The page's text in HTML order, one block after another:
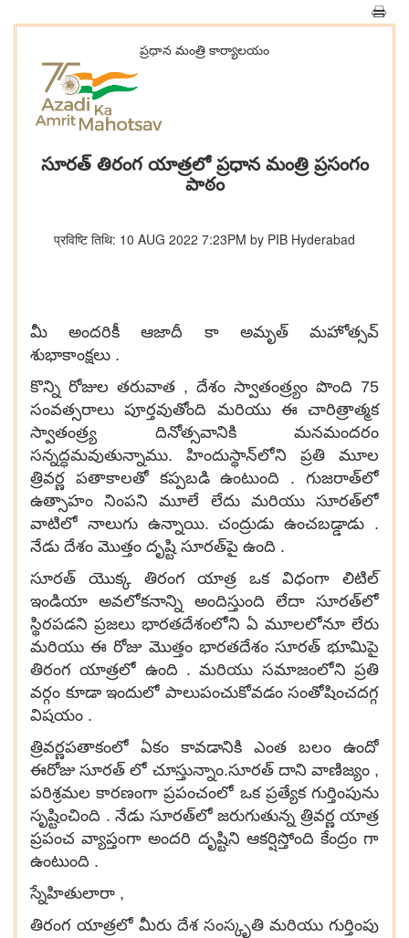
ప్రధాన మంత్రి కార్యాలయం
సూరత్ తిరంగ యాత్రలో ప్రధాన మంత్రి ప్రసంగం
పాఠం
प्रविष्टि तिथि: 10 AUG 2022 7:23PM by PIB Hyderabad
మీ అందరికీ ఆజాదీ కా అమృత్ మహోత్సవ్
శుభాకాంక్షలు .
కొన్ని రోజుల తరువాత , దేశం స్వాతంత్ర్యం పొంది 75
సంవత్సరాలు పూర్తవుతోంది మరియు ఈ చారిత్రాత్మక
స్వాతంత్ర్య దినోత్సవానికి మనమందరం
సన్నద్ధమవుతున్నాము. హిందుస్థాన్‌లోని ప్రతి మూల
త్రివర్ణ పతాకాలతో కప్పబడి ఉంటుంది . గుజరాత్‌లో
ఉత్సాహం నింపని మూలే లేదు మరియు సూరత్‌లో
వాటిలో నాలుగు ఉన్నాయి. చంద్రుడు ఉంచబడ్డాడు .
నేడు దేశం మొత్తం దృష్టి సూరత్‌పై ఉంది .
సూరత్ యొక్క తిరంగ యాత్ర ఒక విధంగా లిటిల్
ఇండియా అవలోకనాన్ని అందిస్తుంది లేదా సూరత్‌లో
స్థిరపడని ప్రజలు భారతదేశంలోని ఏ మూలలోనూ లేరు
మరియు ఈ రోజు మొత్తం భారతదేశం సూరత్ భూమిపై
తిరంగ యాత్రలో ఉంది . మరియు సమాజంలోని ప్రతి
వర్గం కూడా ఇందులో పాలుపంచుకోవడం సంతోషించదగ్గ
విషయం .
త్రివర్ణపతాకంలో ఏకం కావడానికి ఎంత బలం ఉందో
ఈరోజు సూరత్ లో చూస్తున్నాం.సూరత్ దాని వాణిజ్యం ,
పరిశ్రమల కారణంగా ప్రపంచంలో ఒక ప్రత్యేక గుర్తింపును
సృష్టించింది . నేడు సూరత్‌లో జరుగుతున్న త్రివర్ణ యాత్ర
ప్రపంచ వ్యాప్తంగా అందరి దృష్టిని ఆకర్షిస్తోంది కేంద్రం గా
ఉంటుంది .
స్నేహితులారా ,
తిరంగ యాత్రలో మీరు దేశ సంస్కృతి మరియు గుర్తింపు